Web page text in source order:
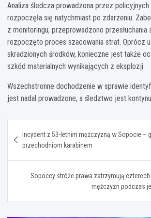
Analiza śledcza prowadzona przez
rozpoczęła się natychmiast po zdarzeniu.
z monitoringu, przeprowadzono przesłuchania
rozpoczęto proces szacowania strat. Oprócz
skradzionych środków, konieczne jest także
szkód materialnych wynikających z eksplozji.
Wszechstronne dochodzenie w sprawie
jest nadal prowadzone, a śledztwo jest
wpisu
Incydent z 53-letnim mężczyzną w Sopocie –
przechodniom karabinem
Sopoccy stróże prawa zatrzymują
mężczyzn podczas